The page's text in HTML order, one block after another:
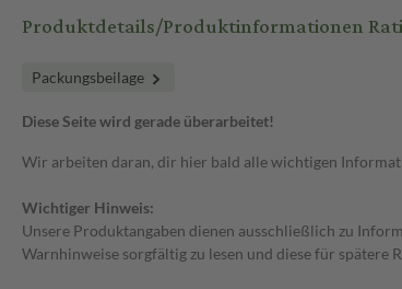
Produktdetails/Produktinformationen
Packungsbeilage
Diese Seite wird gerade überarbeitet!
Wir arbeiten daran, dir hier bald alle wichtigen
Wichtiger Hinweis:
Unsere Produktangaben dienen ausschließlich zu
Warnhinweise sorgfältig zu lesen und diese für spätere